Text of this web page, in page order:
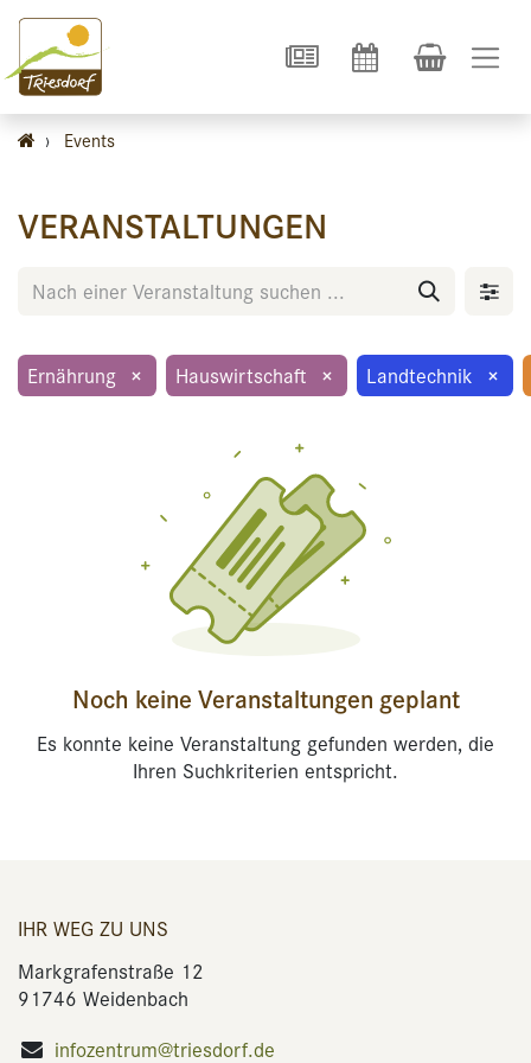
› Events
VERANSTALTUNGEN
Ernährung × Hauswirtschaft × Landtechnik ×
Noch keine Veranstaltungen geplant
Es konnte keine Veranstaltung gefunden werden, die
Ihren Suchkriterien entspricht.
IHR WEG ZU UNS
Markgrafenstraße 12
91746 Weidenbach
infozentrum@triesdorf.de